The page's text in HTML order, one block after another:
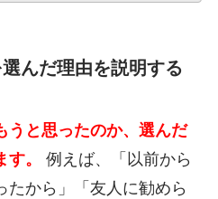
んだ理由を説明する
うと思ったのか、選んだ
。
例えば、「以前から
たから」「友人に勧めら